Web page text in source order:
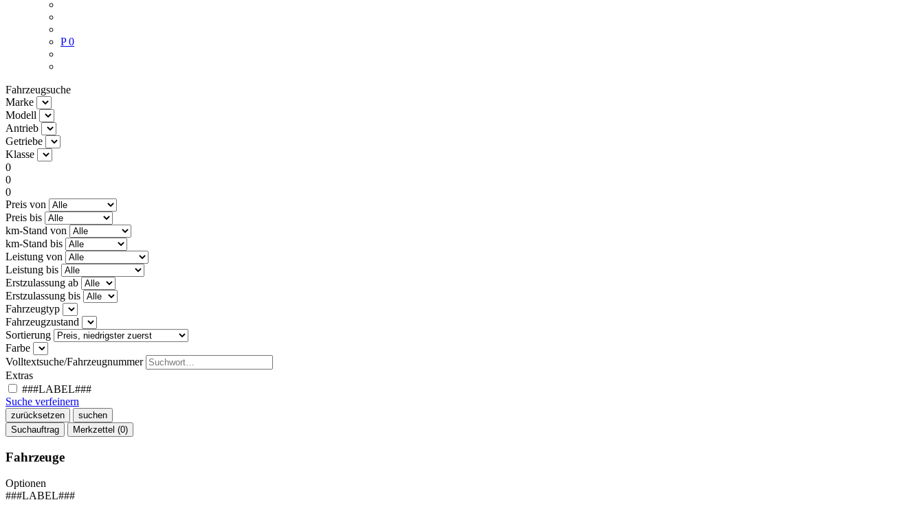
P 0
Fahrzeugsuche
Marke
Modell
Antrieb
Getriebe
Klasse
0
0
0
Preis von
Preis bis
km-Stand von
km-Stand bis
Leistung von
Leistung bis
Erstzulassung ab
Erstzulassung bis
Fahrzeugtyp
Fahrzeugzustand
Sortierung
Farbe
Volltextsuche/Fahrzeugnummer
Extras
###LABEL###
Suche verfeinern
zurücksetzen
suchen
Suchauftrag
Merkzettel (0)
Fahrzeuge
Optionen
###LABEL###